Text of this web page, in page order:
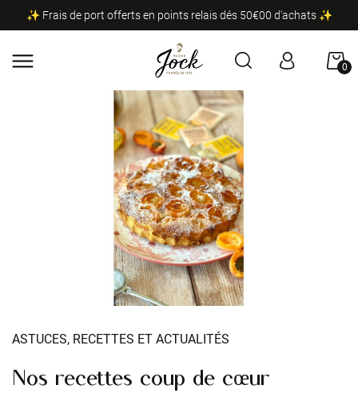
✨ Frais de port offerts en points relais dés 50€00 d'achats ✨
0
ASTUCES, RECETTES ET ACTUALITÉS
Nos recettes coup de cœur